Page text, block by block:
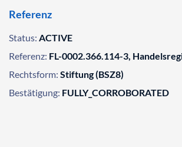
Referenz
Status: ACTIVE
Referenz: FL-0002.366.114-3,
Rechtsform: Stiftung (BSZ8)
Bestätigung: FULLY_CORROBORATED